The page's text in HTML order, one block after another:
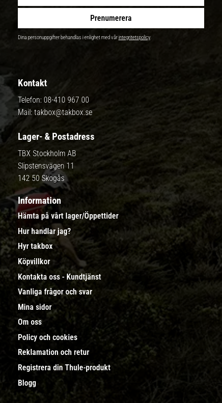
Prenumerera
Dina personuppgifter behandlas i enlighet med vårintegritetspolicy.
Kontakt
Telefon: 08-410 967 00
Mail: takbox@takbox.se
Lager- & Postadress
TBX Stockholm AB
Slipstensvägen 11
142 50 Skogås
Information
Hämta på vårt lager/Öppettider
Hur handlar jag?
Hyr takbox
Köpvillkor
Kontakta oss - Kundtjänst
Vanliga frågor och svar
Mina sidor
Om oss
Policy och cookies
Reklamation och retur
Registrera din Thule-produkt
Blogg